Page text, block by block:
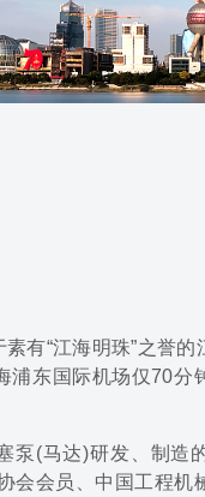
有“江海明珠”之誉的
浦东国际机场仅70分
泵(马达)研发、制造
会会员、中国工程机